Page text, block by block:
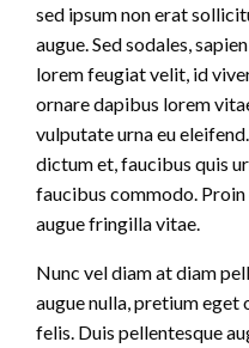
sed ipsum non erat
augue. Sed sodales,
lorem feugiat velit, id
ornare dapibus lorem
vulputate urna eu
dictum et, faucibus quis
faucibus commodo.
augue fringilla vitae.
Nunc vel diam at diam
augue nulla, pretium
felis. Duis pellentesque